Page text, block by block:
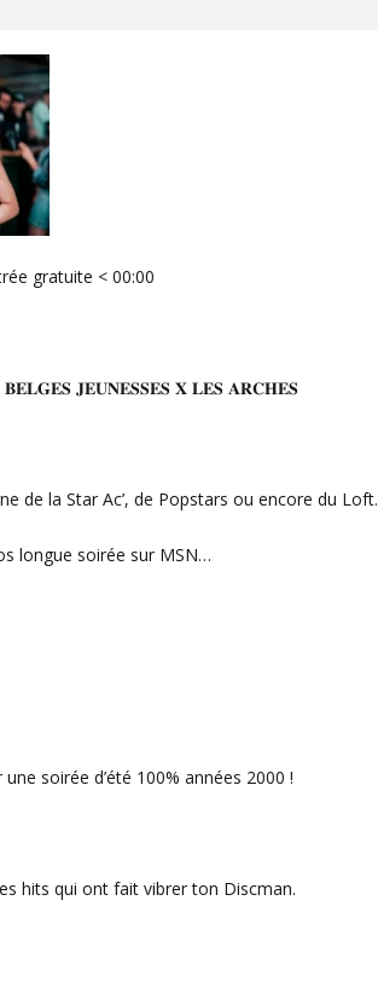
gratuite < 00:00
𝐉𝐄𝐔𝐍𝐄𝐒𝐒𝐄𝐒 𝐗 𝐋𝐄𝐒 𝐀𝐑𝐂𝐇𝐄𝐒
de la Star Ac’, de Popstars ou encore du Loft.
longue soirée sur MSN…
soirée d’été 100% années 2000 !
hits qui ont fait vibrer ton Discman.